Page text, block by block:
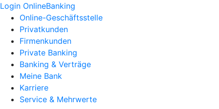
Login OnlineBanking
Online-Geschäftsstelle
Privatkunden
Firmenkunden
Private Banking
Banking & Verträge
Meine Bank
Karriere
Service & Mehrwerte